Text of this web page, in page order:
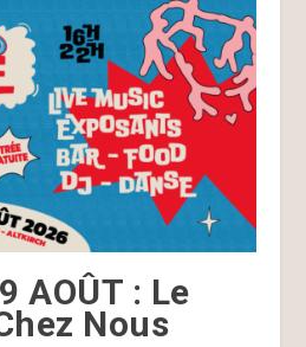
AOÛT : Le
Nous